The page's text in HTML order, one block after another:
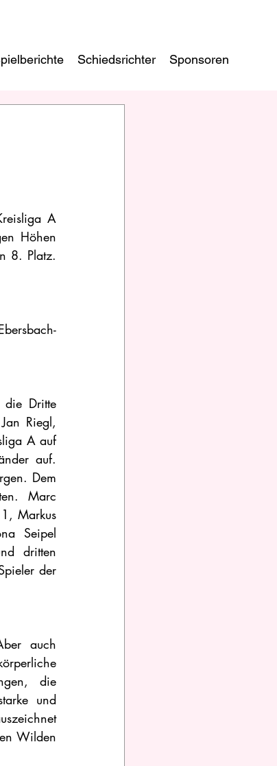
Schiedsrichter Sponsoren
A
Höhen
8. Platz.
die Dritte
Riegl,
A auf
auf.
Dem
Marc
Markus
Seipel
dritten
der
auch
die
und
Wilden